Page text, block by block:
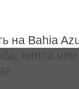
на Bahia